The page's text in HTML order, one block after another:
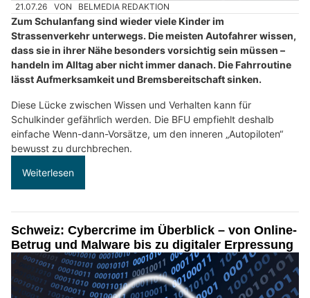
21.07.26 VON BELMEDIA REDAKTION
Zum Schulanfang sind wieder viele Kinder im
Strassenverkehr unterwegs. Die meisten Autofahrer wissen,
dass sie in ihrer Nähe besonders vorsichtig sein müssen –
handeln im Alltag aber nicht immer danach. Die Fahrroutine
lässt Aufmerksamkeit und Bremsbereitschaft sinken.
Diese Lücke zwischen Wissen und Verhalten kann für
Schulkinder gefährlich werden. Die BFU empfiehlt deshalb
einfache Wenn-dann-Vorsätze, um den inneren „Autopiloten“
bewusst zu durchbrechen.
Weiterlesen
Schweiz: Cybercrime im Überblick – von Online-
Betrug und Malware bis zu digitaler Erpressung